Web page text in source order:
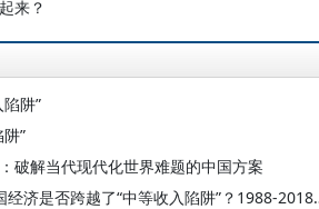
来？
阱”
”
破解当代现代化世界难题的中国方案
范愫 夏庆杰 李实：中国